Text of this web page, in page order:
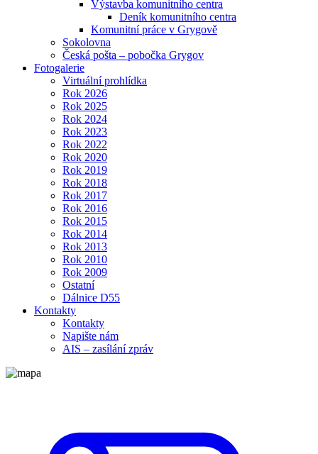
Výstavba komunitního centra
Deník komunitního centra
Komunitní práce v Grygově
Sokolovna
Česká pošta – pobočka Grygov
Fotogalerie
Virtuální prohlídka
Rok 2026
Rok 2025
Rok 2024
Rok 2023
Rok 2022
Rok 2020
Rok 2019
Rok 2018
Rok 2017
Rok 2016
Rok 2015
Rok 2014
Rok 2013
Rok 2010
Rok 2009
Ostatní
Dálnice D55
Kontakty
Kontakty
Napište nám
AIS – zasílání zpráv